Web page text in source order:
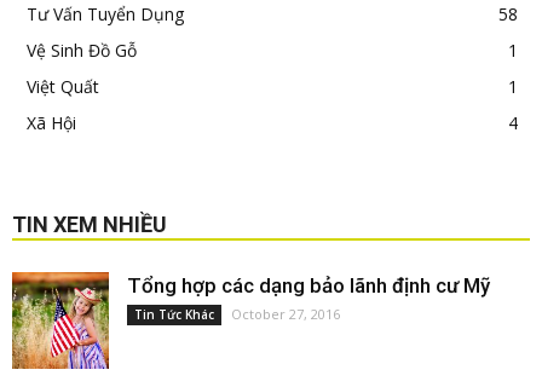
Tư Vấn Tuyển Dụng
58
Vệ Sinh Đồ Gỗ
1
Việt Quất
1
Xã Hội
4
TIN XEM NHIỀU
Tổng hợp các dạng bảo lãnh định cư Mỹ
Tin Tức Khác October 27, 2016